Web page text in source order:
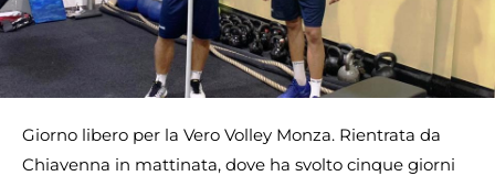
Giorno libero per la Vero Volley Monza. Rientrata da
Chiavenna in mattinata, dove ha svolto cinque giorni